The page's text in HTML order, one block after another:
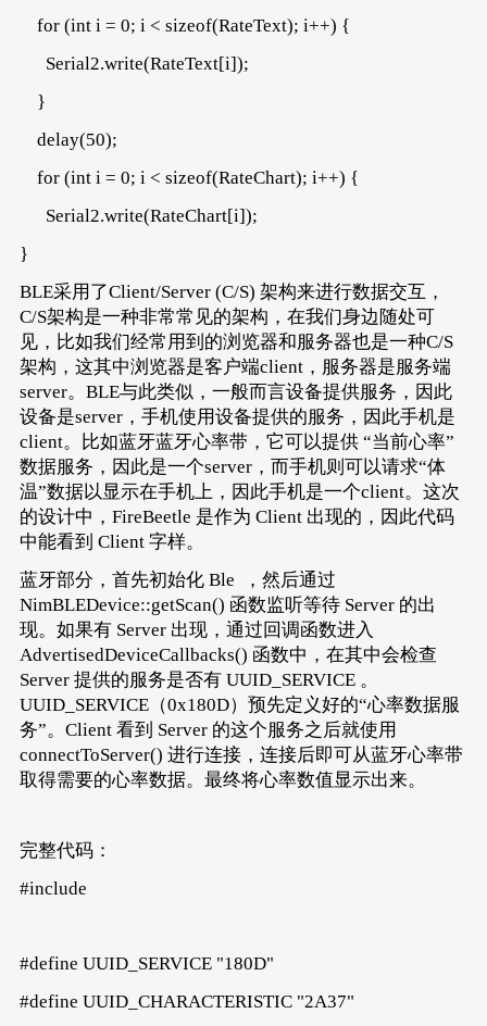
for (int i = 0; i < sizeof(RateText); i++) {
Serial2.write(RateText[i]);
}
delay(50);
for (int i = 0; i < sizeof(RateChart); i++) {
Serial2.write(RateChart[i]);
}
BLE采用了Client/Server (C/S) 架构来进行数据交互，
C/S架构是一种非常常见的架构，在我们身边随处可
见，比如我们经常用到的浏览器和服务器也是一种C/S
架构，这其中浏览器是客户端client，服务器是服务端
server。BLE与此类似，一般而言设备提供服务，因此
设备是server，手机使用设备提供的服务，因此手机是
client。比如蓝牙蓝牙心率带，它可以提供 “当前心率”
数据服务，因此是一个server，而手机则可以请求“体
温”数据以显示在手机上，因此手机是一个client。这次
的设计中，FireBeetle 是作为 Client 出现的，因此代码
中能看到 Client 字样。
蓝牙部分，首先初始化 Ble ，然后通过
NimBLEDevice::getScan() 函数监听等待 Server 的出
现。如果有 Server 出现，通过回调函数进入
AdvertisedDeviceCallbacks() 函数中，在其中会检查
Server 提供的服务是否有 UUID_SERVICE 。
UUID_SERVICE（0x180D）预先定义好的“心率数据服
务”。Client 看到 Server 的这个服务之后就使用
connectToServer() 进行连接，连接后即可从蓝牙心率带
取得需要的心率数据。最终将心率数值显示出来。
完整代码：
#include
#define UUID_SERVICE "180D"
#define UUID_CHARACTERISTIC "2A37"